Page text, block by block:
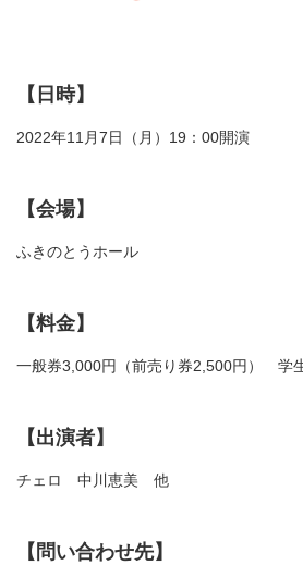
【日時】
2022年11月7日（月）19：00開演
【会場】
ふきのとうホール
【料金】
一般券3,000円（前売り券2,500円） 学
【出演者】
チェロ 中川恵美 他
【問い合わせ先】